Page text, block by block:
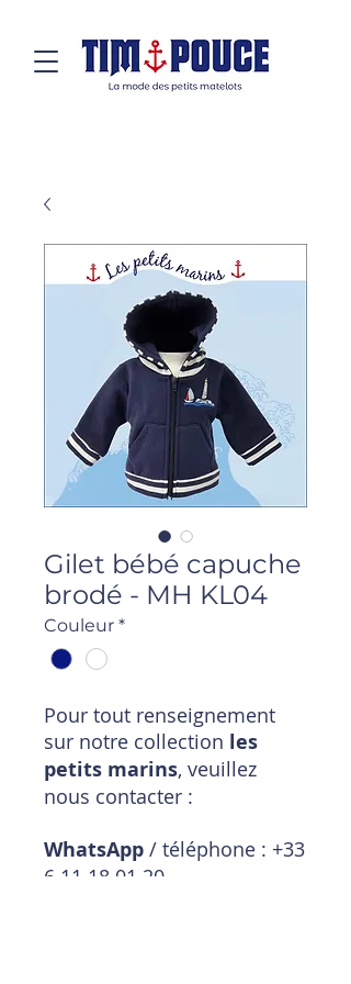
Gilet bébé capuche
brodé - MH KL04
Couleur *
Pour tout renseignement
sur notre collection les
petits marins, veuillez
nous contacter :
WhatsApp / téléphone : +33
6 11 18 01 20